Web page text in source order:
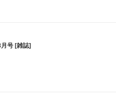
号 [雑誌]